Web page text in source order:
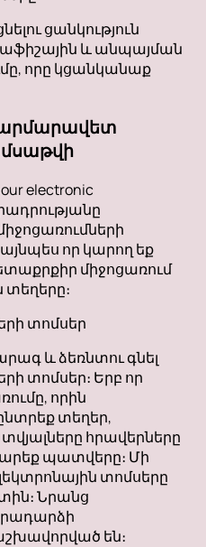
ցանկություն
աֆիշային և անպայման
որը կցանկանաք
electronic
որ կարող եք
միջոցառում
տեղերը։
տոմսեր
և ձեռնտու գնել
տոմսեր։ Երբ որ
որին
տեղեր,
հրավերները
պատվերը։ Մի
տոմսերը
Նրանց
են։